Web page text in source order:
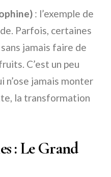
: l’exemple de
Parfois, certaines
jamais faire de
C’est un peu
n’ose jamais monter
la transformation
: Le Grand